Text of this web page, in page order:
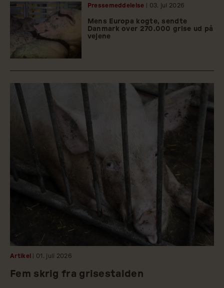
Pressemeddelelse | 03. jul 2026
Mens Europa kogte, sendte
Danmark over 270.000 grise ud på
vejene
Artikel | 01. juli 2026
Fem skrig fra grisestalden